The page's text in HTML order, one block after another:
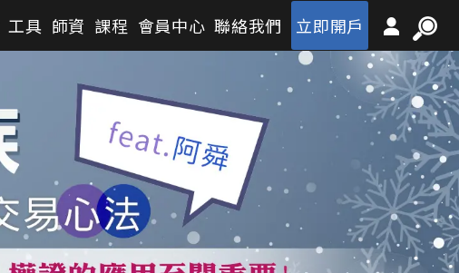
工具 師資 課程 會員中心 聯絡我們 立即開戶